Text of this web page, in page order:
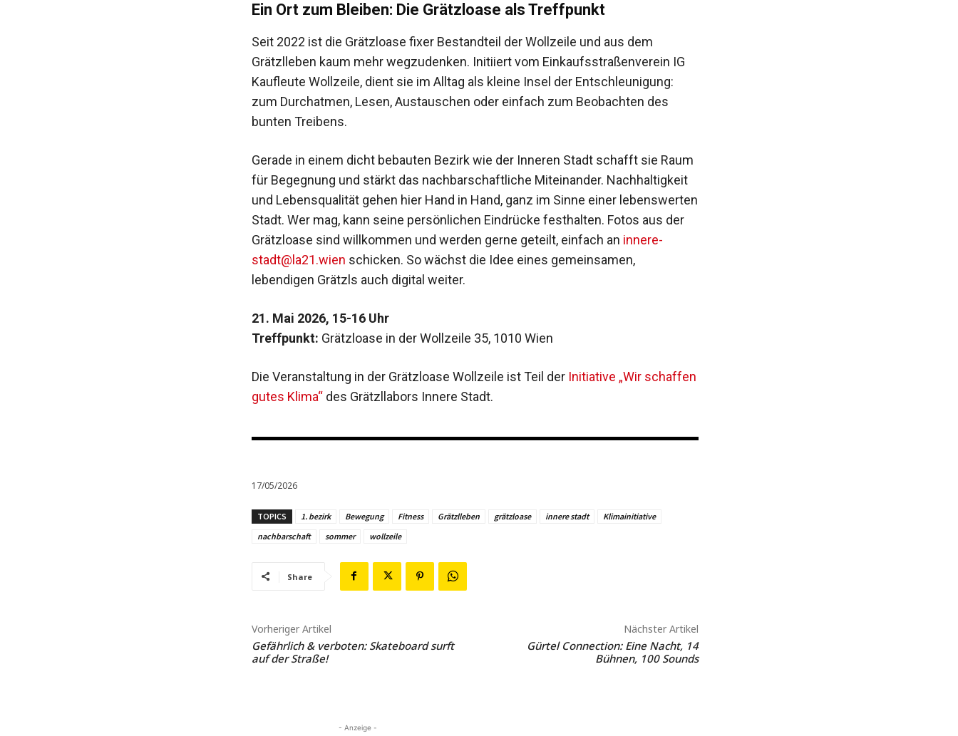
Ein Ort zum Bleiben: Die Grätzloase als Treffpunkt
Seit 2022 ist die Grätzloase fixer Bestandteil der Wollzeile und aus dem
Grätzlleben kaum mehr wegzudenken. Initiiert vom Einkaufsstraßenverein IG
Kaufleute Wollzeile, dient sie im Alltag als kleine Insel der Entschleunigung:
zum Durchatmen, Lesen, Austauschen oder einfach zum Beobachten des
bunten Treibens.
Gerade in einem dicht bebauten Bezirk wie der Inneren Stadt schafft sie Raum
für Begegnung und stärkt das nachbarschaftliche Miteinander. Nachhaltigkeit
und Lebensqualität gehen hier Hand in Hand, ganz im Sinne einer lebenswerten
Stadt. Wer mag, kann seine persönlichen Eindrücke festhalten. Fotos aus der
Grätzloase sind willkommen und werden gerne geteilt, einfach an innere-
stadt@la21.wien schicken. So wächst die Idee eines gemeinsamen,
lebendigen Grätzls auch digital weiter.
21. Mai 2026, 15-16 Uhr
Treffpunkt: Grätzloase in der Wollzeile 35, 1010 Wien
Die Veranstaltung in der Grätzloase Wollzeile ist Teil der Initiative „Wir schaffen
gutes Klima“des Grätzllabors Innere Stadt.
17/05/2026
TOPICS 1. bezirk Bewegung Fitness Grätzlleben grätzloase innere stadt
Klimainitiative
nachbarschaft
sommer wollzeile
Share
Vorheriger Artikel
Gefährlich & verboten: Skateboard surft
auf der Straße!
Nächster Artikel
Gürtel Connection: Eine Nacht, 14
Bühnen, 100 Sounds
- Anzeige -